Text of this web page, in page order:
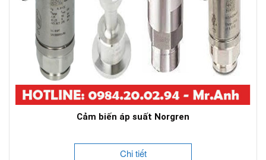
Cảm biến áp suất Norgren
Chi tiết